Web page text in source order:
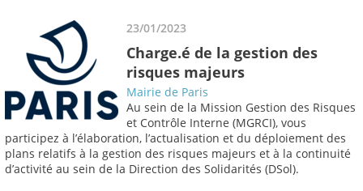
23/01/2023
Charge.é de la gestion des
risques majeurs
Mairie de Paris
Au sein de la Mission Gestion des Risques
et Contrôle Interne (MGRCI), vous
participez à l’élaboration, l’actualisation et du déploiement des
plans relatifs à la gestion des risques majeurs et à la continuité
d’activité au sein de la Direction des Solidarités (DSol).